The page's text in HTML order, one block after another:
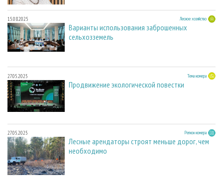
15.08.2025 Лесное хозяйство
Варианты использования заброшенных
сельхозземель
27.05.2025 Тема номера
Продвижение экологической повестки
27.05.2025 Регион номера
Лесные арендаторы строят меньше дорог, чем
необходимо